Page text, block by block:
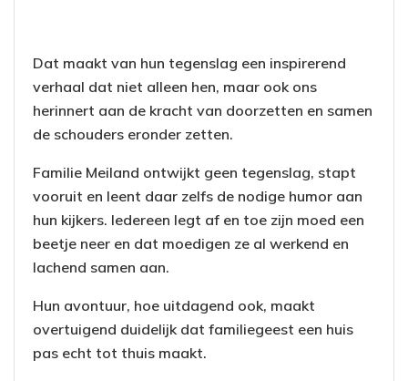
Dat maakt van hun tegenslag een inspirerend
verhaal dat niet alleen hen, maar ook ons
herinnert aan de kracht van doorzetten en samen
de schouders eronder zetten.
Familie Meiland ontwijkt geen tegenslag, stapt
vooruit en leent daar zelfs de nodige humor aan
hun kijkers. Iedereen legt af en toe zijn moed een
beetje neer en dat moedigen ze al werkend en
lachend samen aan.
Hun avontuur, hoe uitdagend ook, maakt
overtuigend duidelijk dat familiegeest een huis
pas echt tot thuis maakt.